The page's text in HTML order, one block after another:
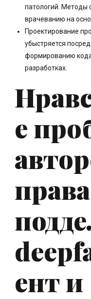
патологий. Методы
врачеванию на
Проектирование
убыстряется
формированию
разработках.
е
ент и